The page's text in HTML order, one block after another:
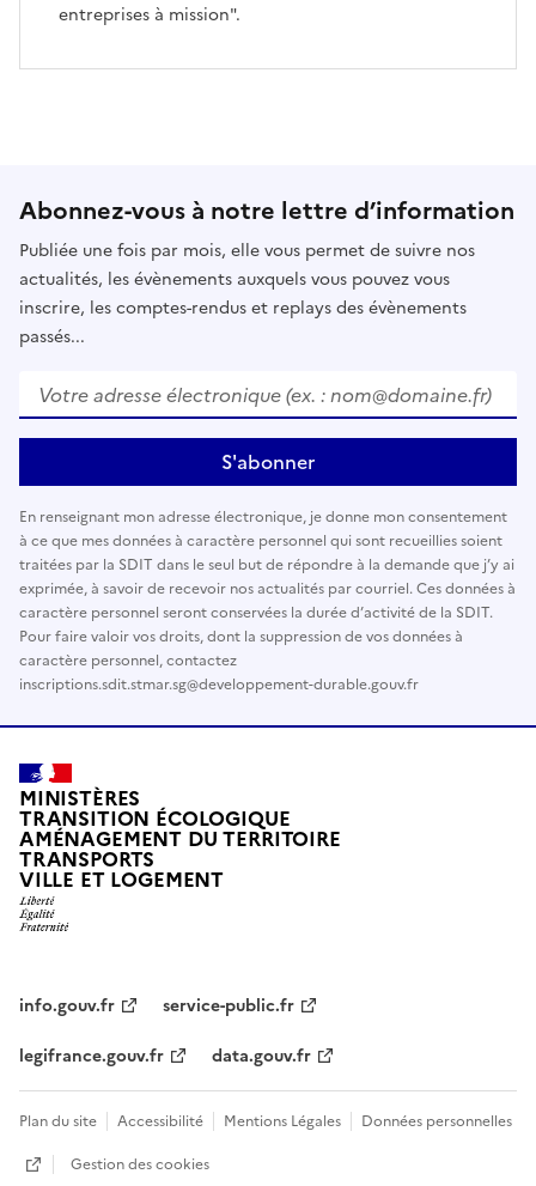
entreprises à mission".
Abonnez-vous à notre lettre d’information
Publiée une fois par mois, elle vous permet de suivre nos
actualités, les évènements auxquels vous pouvez vous
inscrire, les comptes-rendus et replays des évènements
passés...
Votre adresse électronique (ex. : nom@domaine.fr)*
S'abonner
En renseignant mon adresse électronique, je donne mon consentement
à ce que mes données à caractère personnel qui sont recueillies soient
traitées par la SDIT dans le seul but de répondre à la demande que j’y ai
exprimée, à savoir de recevoir nos actualités par courriel. Ces données à
caractère personnel seront conservées la durée d’activité de la SDIT.
Pour faire valoir vos droits, dont la suppression de vos données à
caractère personnel, contactez
inscriptions.sdit.stmar.sg@developpement-durable.gouv.fr
MINISTÈRES
TRANSITION ÉCOLOGIQUE
AMÉNAGEMENT DU TERRITOIRE
TRANSPORTS
VILLE ET LOGEMENT
info.gouv.fr
service-public.fr
legifrance.gouv.fr
data.gouv.fr
Plan du site Accessibilité Mentions Légales
Données personnelles
Gestion des cookies